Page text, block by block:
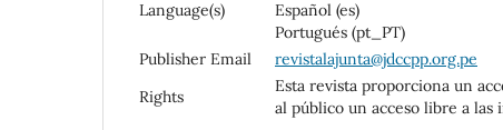
Language(s)
Español (es)
Portugués (pt_PT)
Publisher Email
revistalajunta@jdccpp.org.pe
Rights
Esta revista proporciona un
al público un acceso libre a